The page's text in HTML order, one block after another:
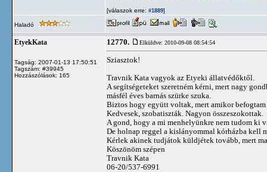
[válaszok erre: #1889]
Haladó
EtyekKata
Tagság: 2007-01-13 17:50:51
Tagszám: #39945
Hozzászólások: 165
12770. Elküldve: 2010-09-08 08:54:54
Sziasztok!
Travnik Kata vagyok az Etyeki állatvédőktől.
A segítségeteket szeretném kérni, mert nagy
másfél éves barnás szürke szuka.
Biztos hogy együtt voltak, mert amikor
Kedvesek, szobatiszták. Nagyon összeszokottak.
A gond, hogy a mi menhelyünkre nem tudom
De holnap reggel a kislányommal kórházba kell
Kérlek akinek tudjátok küldjétek tovább, mert
Köszönöm szépen
Travnik Kata
06-20/537-6991